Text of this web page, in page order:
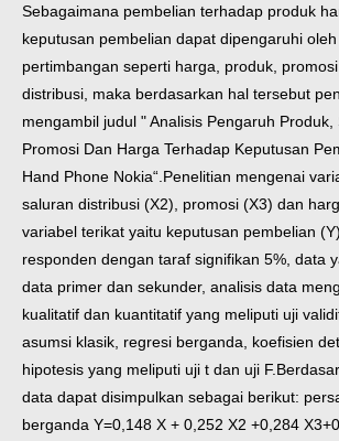
Sebagaimana pembelian terhadap produk
keputusan pembelian dapat dipengaruhi
pertimbangan seperti harga, produk,
distribusi, maka berdasarkan hal tersebut
mengambil judul " Analisis Pengaruh Produk,
Promosi Dan Harga Terhadap Keputusan
Hand Phone Nokia“. Penelitian mengenai
saluran distribusi (X2), promosi (X3) dan
variabel terikat yaitu keputusan pembelian
responden dengan taraf signifikan 5%, data
data primer dan sekunder, analisis data
kualitatif dan kuantitatif yang meliputi uji
asumsi klasik, regresi berganda, koefisien
hipotesis yang meliputi uji t dan uji F.
data dapat disimpulkan sebagai berikut:
berganda Y=0,148 X + 0,252 X2 +0,284